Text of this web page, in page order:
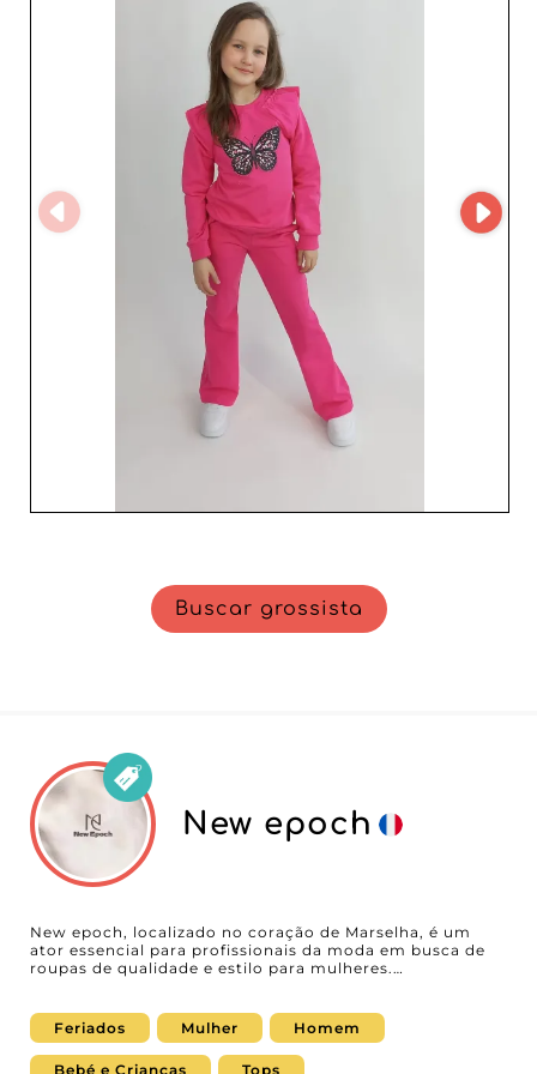
simplificadas e seguras, oferecendo a agilidade e a
eficiência que agradam aos revendedores mais
atarefados. Essa abordagem moderna permite acesso
rápido à linha completa de Bambola, tornando a gestão
de estoque e de novos pedidos mais simples. Escolher
Bambola é optar por um serviço de qualidade, produtos
impecavelmente desenvolvidos e uma relação de
negócios baseada em confiança e excelência. Se você
busca ampliar sua oferta com vestidos elegantes para
meninas ou casacos resistentes para bebês, Bambola é o
parceiro ideal para atender às expectativas de uma
clientela exigente. Invista no futuro do seu negócio com
um atacadista que entende as necessidades dos
profissionais e se compromete a oferecer o melhor da
Buscar grossista
New epoch
New epoch, localizado no coração de Marselha, é um
ator essencial para profissionais da moda em busca de
roupas de qualidade e estilo para mulheres.
variada, perfeitamente adaptada às últimas tendências
da moda feminina. Este atacadista, com uma sólida
reputação em Marselha, incorpora a tecnologia
Feriados Mulher Homem
Bebé e Crianças Tops